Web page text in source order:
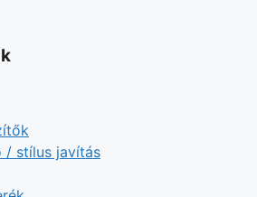
/ stílus javítás